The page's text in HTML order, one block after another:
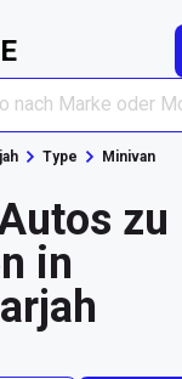
Type Minivan
zu
in